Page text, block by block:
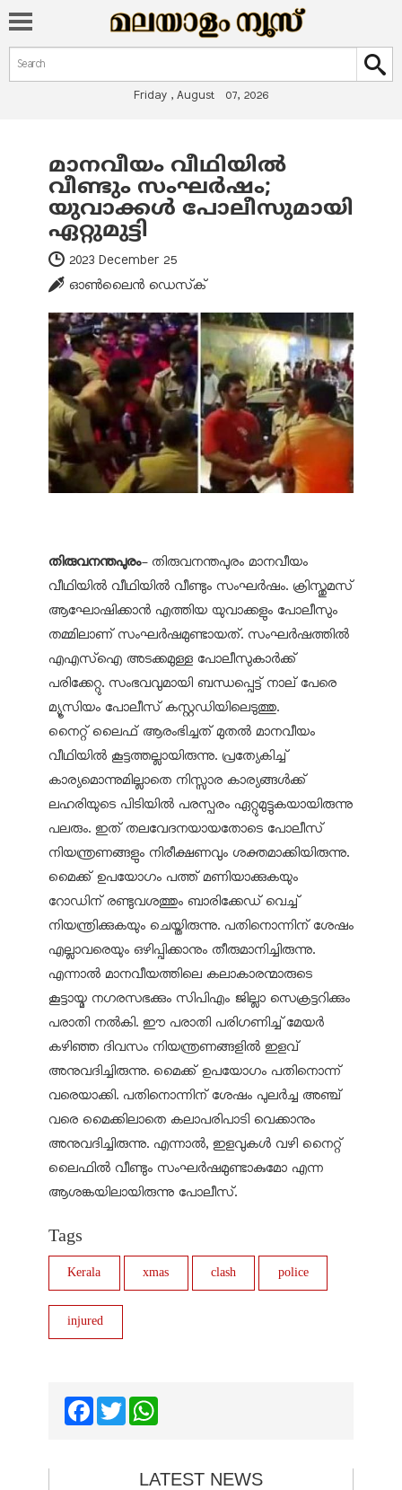
Search form
Search
Friday , August 07, 2026
You are here
മാനവീയം വീഥിയില്‍
വീണ്ടും സംഘര്‍ഷം;
യുവാക്കള്‍ പോലീസുമായി
ഏറ്റുമുട്ടി
2023 December 25
ഓണ്‍ലൈന്‍ ഡെസ്‌ക്
തിരുവനന്തപുരം- തിരുവനന്തപുരം മാനവീയം
വീഥിയില്‍ വീഥിയില്‍ വീണ്ടും സംഘര്‍ഷം. ക്രിസ്തുമസ്
ആഘോഷിക്കാന്‍ എത്തിയ യുവാക്കളും പോലീസും
തമ്മിലാണ് സംഘര്‍ഷമുണ്ടായത്. സംഘര്‍ഷത്തില്‍
എഎസ്ഐ അടക്കമുള്ള പോലീസുകാര്‍ക്ക്
പരിക്കേറ്റു. സംഭവവുമായി ബന്ധപ്പെട്ട് നാല് പേരെ
മ്യൂസിയം പോലീസ് കസ്റ്റഡിയിലെടുത്തു.
നൈറ്റ് ലൈഫ് ആരംഭിച്ചത് മുതല്‍ മാനവീയം
വീഥിയില്‍ കൂട്ടത്തല്ലായിരുന്നു. പ്രത്യേകിച്ച്
കാര്യമൊന്നുമില്ലാതെ നിസ്സാര കാര്യങ്ങള്‍ക്ക്
ലഹരിയുടെ പിടിയില്‍ പരസ്പരം ഏറ്റുമുട്ടുകയായിരുന്നു
പലരും. ഇത് തലവേദനയായതോടെ പോലീസ്
നിയന്ത്രണങ്ങളും നിരീക്ഷണവും ശക്തമാക്കിയിരുന്നു.
മൈക്ക് ഉപയോഗം പത്ത് മണിയാക്കുകയും
റോഡിന് രണ്ടുവശത്തും ബാരിക്കേഡ് വെച്ച്
നിയന്ത്രിക്കുകയും ചെയ്തിരുന്നു. പതിനൊന്നിന് ശേഷം
എല്ലാവരെയും ഒഴിപ്പിക്കാനും തീരുമാനിച്ചിരുന്നു.
എന്നാല്‍ മാനവീയത്തിലെ കലാകാരന്മാരുടെ
കൂട്ടായ്മ നഗരസഭക്കും സിപിഎം ജില്ലാ സെക്രട്ടറിക്കും
പരാതി നല്‍കി. ഈ പരാതി പരിഗണിച്ച് മേയര്‍
കഴിഞ്ഞ ദിവസം നിയന്ത്രണങ്ങളില്‍ ഇളവ്
അനുവദിച്ചിരുന്നു. മൈക്ക് ഉപയോഗം പതിനൊന്ന്
വരെയാക്കി. പതിനൊന്നിന് ശേഷം പുലര്‍ച്ച അഞ്ച്
വരെ മൈക്കിലാതെ കലാപരിപാടി വെക്കാനും
അനുവദിച്ചിരുന്നു. എന്നാല്‍, ഇളവുകള്‍ വഴി നൈറ്റ്
ലൈഫില്‍ വീണ്ടും സംഘര്‍ഷമുണ്ടാകുമോ എന്ന
ആശങ്കയിലായിരുന്നു പോലീസ്.
Tags
Kerala xmas clash police
injured
FacebookTwitter
LATEST NEWS